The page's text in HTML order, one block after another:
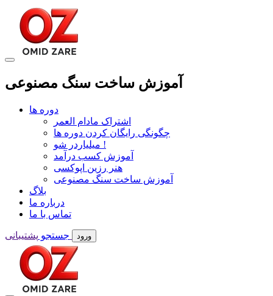
آموزش ساخت سنگ مصنوعی
دوره ها
اشتراک مادام العمر
چگونگی رایگان کردن دوره ها
میلیاردر شو !
آموزش کسب درآمد
هنر رزین اپوکسی
آموزش ساخت سنگ مصنوعی
بلاگ
درباره ما
تماس با ما
جستجو ورود